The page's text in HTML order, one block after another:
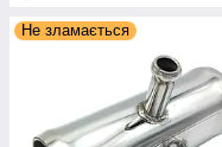
Не зламається